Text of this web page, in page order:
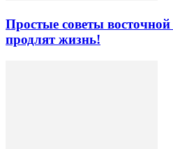
Простые советы
продлят жизнь!